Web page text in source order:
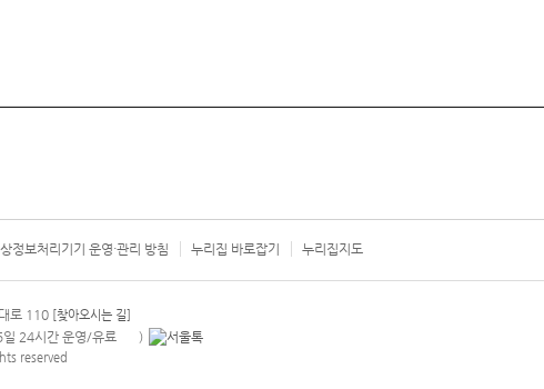
정보처리기기 운영·관리 방침 누리집 바로잡기 누리집지도
로 110 [찾아오시는 길]
24시간 운영/유료 안내팝업 열기
)
reserved